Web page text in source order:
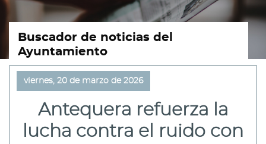
Buscador de noticias del
Ayuntamiento
viernes, 20 de marzo de 2026
Antequera refuerza la
lucha contra el ruido con